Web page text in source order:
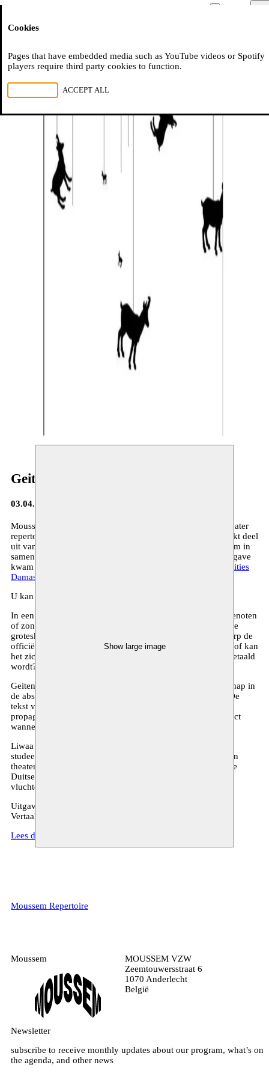
Show large image
Geiten - Liwaa Yazji
03.04.2019
Moussem werkt aan de introductie en de ontsluiting van theater
repertoire uit het Arabisch sprekend taalgebied.
maakt deel
uit van een reeks internationale theaterteksten waar Moussem in
samenwerking met Bebuquin vorm aan geeft. Deze tekstuitgave
kwam tot stand naar aanleiding van het festival
Moussem Cities
Damascus
U kan
In een klein Syrisch dorp krijgen families die vaders, echtgenoten
of zonen verloren in de eindeloze burgeroorlog een geit. Die
groteske compensatie leidt tot pijnlijke vragen. Moet het dorp de
officiële uitleg over het verloop van de oorlog aanvaarden, of kan
het zich niet neerleggen bij de hoge persoonlijke prijs die betaald
wordt?
Geiten is een tekst over oorzaak en gevolg van martelaarschap in
de absurde, surreële en gruwelijke realiteit van de oorlog. De
tekst verkent de keuze van een samenleving om leugens en
propaganda voor waar aan te nemen, en het uitdeinend effect
wanneer een persoon de ‘waarheid’ in twijfel trekt.
Liwaa Yazji (1977) groeide op in Aleppo en Damascus. Ze
studeerde Engelese literatuur en theater. Ze schrijft poëzie en
theater, maakt documentaires en werkt aan een serie voor de
Duitse televisie. Veel van haar werk vertelt over het lot van
vluchtelingen in ballingschap.
Uitgave Moussem & Bebuquin
Vertaald door Lore Baeten
Lees de recensie > theaterkrant.nl
Moussem Repertoire
Moussem
MOUSSEM VZW
Zeemtouwersstraat 6
1070 Anderlecht
België
Newsletter
subscribe to receive monthly updates about our program, what’s on
the agenda, and other news
Cookies
Pages that have embedded media such as YouTube videos or Spotify
players require third party cookies to function.
ACCEPT ALL